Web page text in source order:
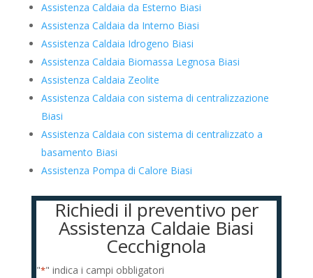
Assistenza Caldaia da Esterno Biasi
Assistenza Caldaia da Interno Biasi
Assistenza Caldaia Idrogeno Biasi
Assistenza Caldaia Biomassa Legnosa Biasi
Assistenza Caldaia Zeolite
Assistenza Caldaia con sistema di centralizzazione
Biasi
Assistenza Caldaia con sistema di centralizzato a
basamento Biasi
Assistenza Pompa di Calore Biasi
Richiedi il preventivo per
Assistenza Caldaie Biasi
Cecchignola
"*" indica i campi obbligatori